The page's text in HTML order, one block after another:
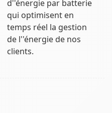
d''énergie par batterie
qui optimisent en
temps réel la gestion
de l''énergie de nos
clients.